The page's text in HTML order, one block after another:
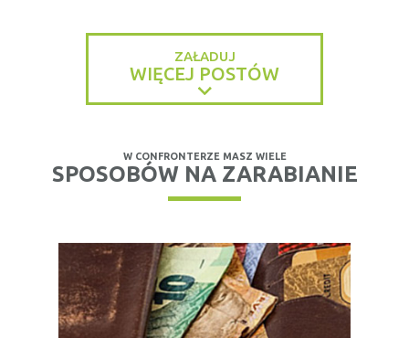
ZAŁADUJ
WIĘCEJ POSTÓW
W CONFRONTERZE MASZ WIELE
SPOSOBÓW NA ZARABIANIE